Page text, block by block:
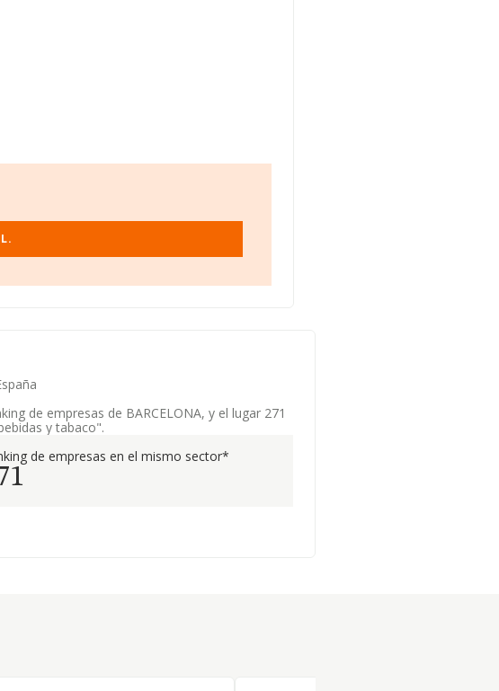
de empresas de BARCELONA, y el lugar 271
y tabaco".
de empresas en el mismo sector*